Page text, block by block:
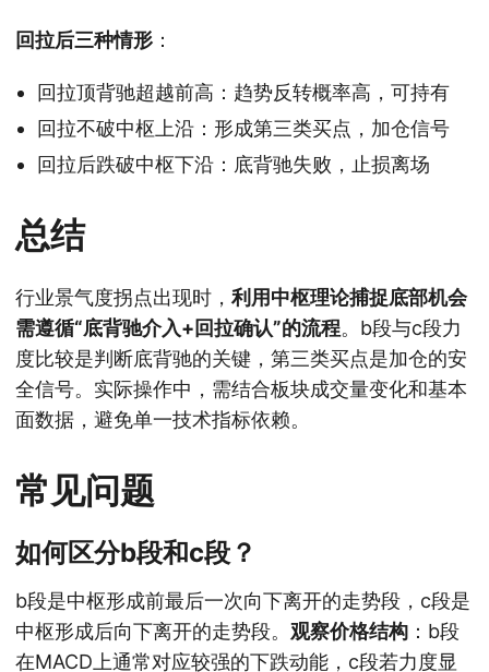
回拉后三种情形 ：
回拉顶背驰超越前高：趋势反转概率高，可持有
回拉不破中枢上沿：形成第三类买点，加仓信号
回拉后跌破中枢下沿：底背驰失败，止损离场
总结
行业景气度拐点出现时， 利用中枢理论捕捉底部机会
需遵循“底背驰介入+回拉确认”的流程。b段与c段力
度比较是判断底背驰的关键，第三类买点是加仓的安
全信号。实际操作中，需结合板块成交量变化和基本
面数据，避免单一技术指标依赖。
常见问题
如何区分b段和c段？
b段是中枢形成前最后一次向下离开的走势段，c段是
中枢形成后向下离开的走势段。 观察价格结构 ：b段
在MACD上通常对应较强的下跌动能，c段若力度显